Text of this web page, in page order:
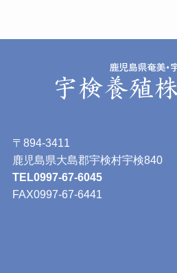
〒894-3411
鹿児島県大島郡宇検村宇検840
TEL0997-67-6045
FAX0997-67-6441